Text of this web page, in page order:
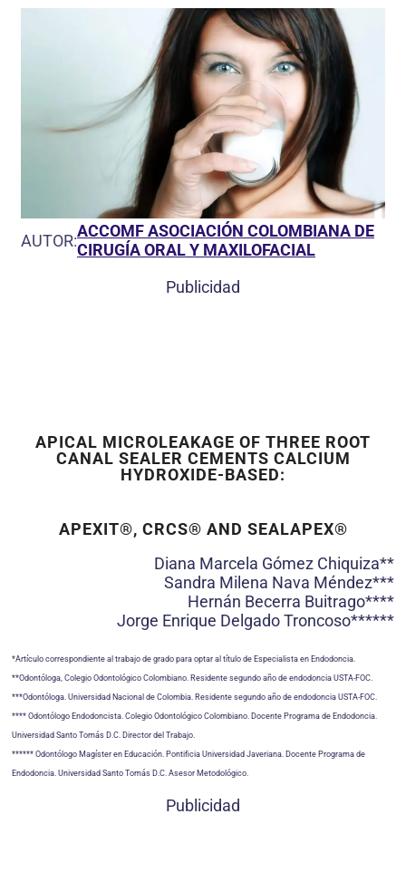
AUTOR:ACCOMF ASOCIACIÓN COLOMBIANA DE
CIRUGÍA ORAL Y MAXILOFACIAL
Publicidad
APICAL MICROLEAKAGE OF THREE ROOT
CANAL SEALER CEMENTS CALCIUM
HYDROXIDE-BASED:
APEXIT®, CRCS® AND SEALAPEX®
Diana Marcela Gómez Chiquiza**
Sandra Milena Nava Méndez***
Hernán Becerra Buitrago****
Jorge Enrique Delgado Troncoso******
*Artículo correspondiente al trabajo de grado para optar al título de Especialista en Endodoncia.
**Odontóloga, Colegio Odontológico Colombiano. Residente segundo año de endodoncia USTA-FOC.
***Odontóloga. Universidad Nacional de Colombia. Residente segundo año de endodoncia USTA-FOC.
**** Odontólogo Endodoncista. Colegio Odontológico Colombiano. Docente Programa de Endodoncia.
Universidad Santo Tomás D.C. Director del Trabajo.
****** Odontólogo Magíster en Educación. Pontificia Universidad Javeriana. Docente Programa de
Endodoncia. Universidad Santo Tomás D.C. Asesor Metodológico.
Publicidad